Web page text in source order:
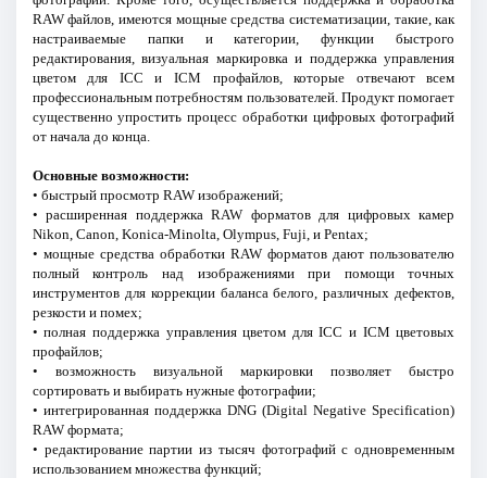
RAW файлов, имеются мощные средства систематизации, такие, как
настраиваемые папки и категории, функции быстрого
редактирования, визуальная маркировка и поддержка управления
цветом для ICC и ICM профайлов, которые отвечают всем
профессиональным потребностям пользователей. Продукт помогает
существенно упростить процесс обработки цифровых фотографий
от начала до конца.
Основные возможности:
• быстрый просмотр RAW изображений;
• расширенная поддержка RAW форматов для цифровых камер
Nikon, Canon, Konica-Minolta, Olympus, Fuji, и Pentax;
• мощные средства обработки RAW форматов дают пользователю
полный контроль над изображениями при помощи точных
инструментов для коррекции баланса белого, различных дефектов,
резкости и помех;
• полная поддержка управления цветом для ICC и ICM цветовых
профайлов;
• возможность визуальной маркировки позволяет быстро
сортировать и выбирать нужные фотографии;
• интегрированная поддержка DNG (Digital Negative Specification)
RAW формата;
• редактирование партии из тысяч фотографий с одновременным
использованием множества функций;